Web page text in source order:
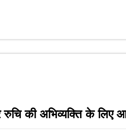
रुचि की अभिव्यक्ति के लिए